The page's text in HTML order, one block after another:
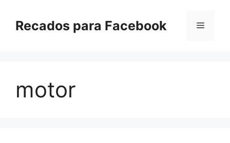
paraRecados para Facebook Menu
motor